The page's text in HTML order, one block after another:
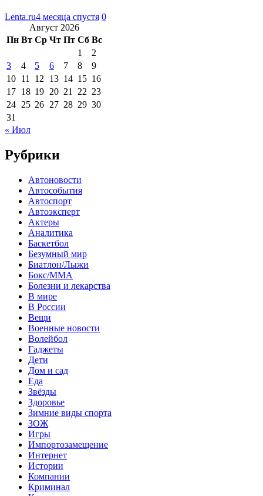
Lenta.ru4 месяца спустя 0
Август 2026
Пн Вт Ср Чт Пт Сб Вс
1
2
3
4 5 6 7 8
9
10 11 12 13 14 15 16
17 18 19 20 21 22 23
24 25 26 27 28 29 30
31
« Июл
Рубрики
Автоновости
Автособытия
Автоспорт
Автоэксперт
Актеры
Аналитика
Баскетбол
Безумный мир
Биатлон/Лыжи
Бокс/MMA
Болезни и лекарства
В мире
В России
Вещи
Военные новости
Волейбол
Гаджеты
Дети
Дом и сад
Еда
Звёзды
Здоровье
Зимние виды спорта
ЗОЖ
Игры
Импортозамещение
Интернет
Истории
Компании
Криминал